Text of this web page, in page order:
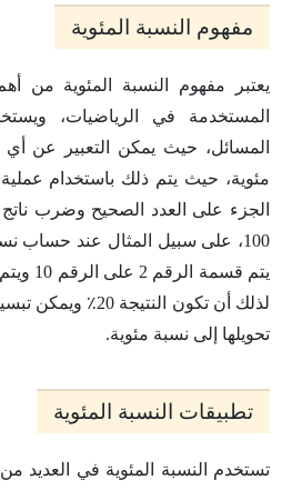
مفهوم النسبة المئوية
يعتبر مفهوم النسبة المئوية من
المستخدمة في الرياضيات،
المسائل، حيث يمكن التعبير عن
مئوية، حيث يتم ذلك باستخدام
الجزء على العدد الصحيح وضرب
لذلك أن تكون
تحويلها إلى نسبة مئوية.
تطبيقات النسبة المئوية
تستخدم النسبة المئوية في العديد